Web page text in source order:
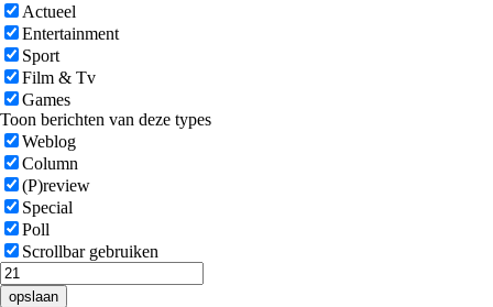
Actueel
Entertainment
Sport
Film & Tv
Games
Toon berichten van deze types
Weblog
Column
(P)review
Special
Poll
Scrollbar gebruiken
opslaan